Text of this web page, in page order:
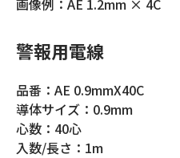
画像例：AE 1.2mm × 4C
警報用電線
品番：AE 0.9mmX40C
導体サイズ：0.9mm
心数：40心
入数/長さ：1m